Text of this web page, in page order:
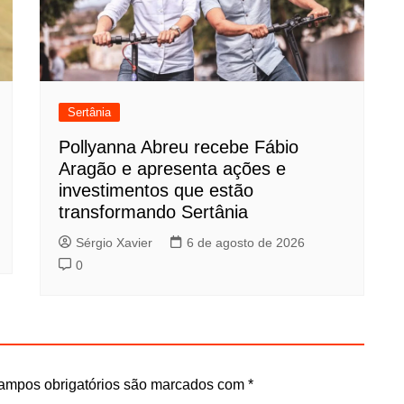
Sertânia
Pollyanna Abreu recebe Fábio
Aragão e apresenta ações e
investimentos que estão
transformando Sertânia
Sérgio Xavier
6 de agosto de 2026
0
obrigatórios são marcados com *